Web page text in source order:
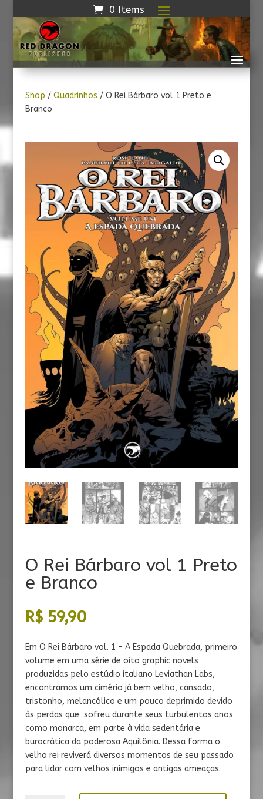
0 Items
Shop / Quadrinhos / O Rei Bárbaro vol 1 Preto e
Branco
O Rei Bárbaro vol 1 Preto
e Branco
R$ 59,90
​​Em O Rei Bárbaro vol. 1 – A Espada Quebrada, primeiro
volume em uma série de oito graphic novels
produzidas pelo estúdio italiano Leviathan Labs,
encontramos um cimério já bem velho, cansado,
tristonho, melancólico e um pouco deprimido devido
às perdas que sofreu durante seus turbulentos anos
como monarca, em parte à vida sedentária e
burocrática da poderosa Aquilônia. Dessa forma o
velho rei reviverá diversos momentos de seu passado
para lidar com velhos inimigos e antigas ameaças.